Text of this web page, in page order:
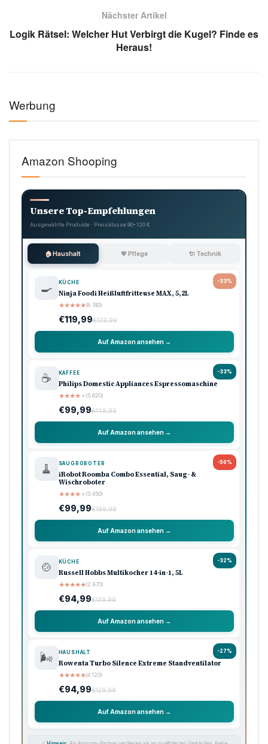
Nächster Artikel
Logik Rätsel: Welcher Hut Verbirgt die Kugel? Finde es
Heraus!
Werbung
Amazon Shooping
Unsere Top-Empfehlungen
Ausgewählte Produkte · Preisklasse 90–120 €
🏠 Haushalt 💖 Pflege 🔌 Technik
-33%
🍳 KÜCHE
Ninja Foodi Heißluftfritteuse MAX, 5,2L
★★★★★(8.740)
€119,99€179,99
Auf Amazon ansehen →
-33%
☕ KAFFEE
Philips Domestic Appliances Espressomaschine
★★★★★(5.620)
€99,99€149,99
Auf Amazon ansehen →
-50%
🧹 SAUGROBOTER
iRobot Roomba Combo Essential, Saug- &
Wischroboter
★★★★★(3.450)
€99,99€199,99
Auf Amazon ansehen →
-32%
🍲 KÜCHE
Russell Hobbs Multikocher 14-in-1, 5L
★★★★★(2.870)
€94,99€139,99
Auf Amazon ansehen →
-27%
🌬️ HAUSHALT
Rowenta Turbo Silence Extreme Standventilator
★★★★★(4.120)
€94,99€129,99
Auf Amazon ansehen →